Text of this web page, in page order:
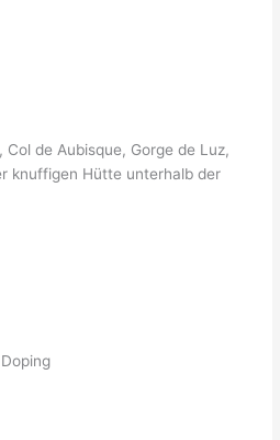
de Aubisque, Gorge de Luz,
knuffigen Hütte unterhalb der